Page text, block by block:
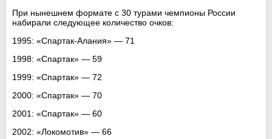
При нынешнем формате с 30 турами чемпионы России
набирали следующее количество очков:
1995: «Спартак-Алания» — 71
1998: «Спартак» — 59
1999: «Спартак» — 72
2000: «Спартак» — 70
2001: «Спартак» — 60
2002: «Локомотив» — 66